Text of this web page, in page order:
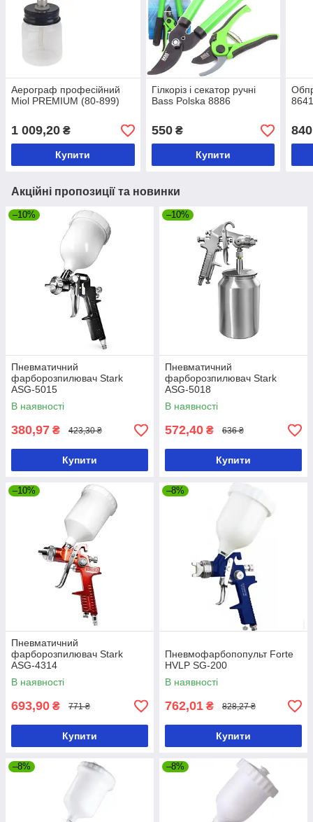
Аерограф професійний
Miol PREMIUM (80-899)
1 009,20 ₴
Купити
Гілкоріз і секатор ручні
Bass Polska 8886
550₴
Купити
840
Акційні пропозиції та новинки
–10%
Пневматичний
фарборозпилювач Stark
ASG-5015
В наявності
380,97 ₴ 423,30 ₴
Купити
–10%
Пневматичний
фарборозпилювач Stark
ASG-5018
В наявності
572,40 ₴ 636 ₴
Купити
–10%
Пневматичний
фарборозпилювач Stark
ASG-4314
В наявності
693,90 ₴ 771 ₴
Купити
–8%
Пневмофарбопопульт Forte
HVLP SG-200
В наявності
762,01 ₴ 828,27 ₴
Купити
–8% –8%